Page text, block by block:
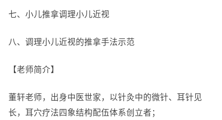
七、小儿推拿调理小儿近视
八、调理小儿近视的推拿手法示范
【老师简介】
董轩老师，出身中医世家，以针灸中的微针、耳针见
长，耳穴疗法四象结构配伍体系创立者；